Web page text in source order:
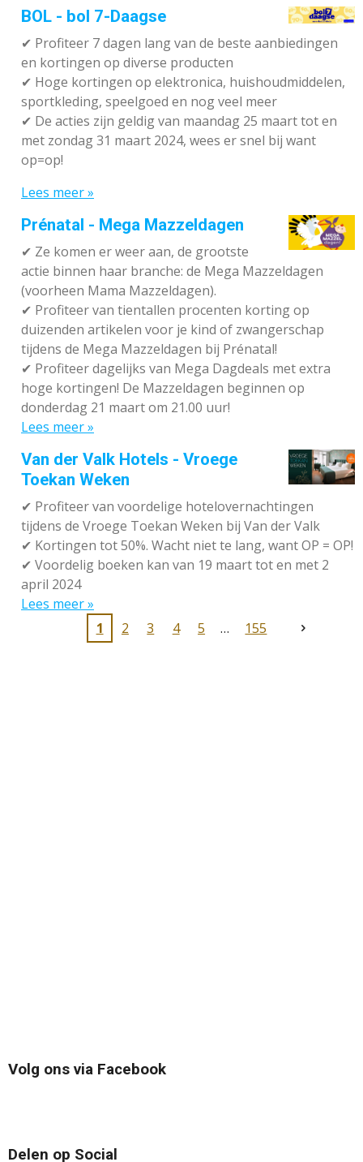
BOL - bol 7-Daagse
✔ Profiteer 7 dagen lang van de beste aanbiedingen
en kortingen op diverse producten
✔ Hoge kortingen op elektronica, huishoudmiddelen,
sportkleding, speelgoed en nog veel meer
✔ De acties zijn geldig van maandag 25 maart tot en
met zondag 31 maart 2024, wees er snel bij want
op=op!
Lees meer »
Prénatal - Mega Mazzeldagen
✔ Ze komen er weer aan, de grootste
actie binnen haar branche: de Mega Mazzeldagen
(voorheen Mama Mazzeldagen).
✔ Profiteer van tientallen procenten korting op
duizenden artikelen voor je kind of zwangerschap
tijdens de Mega Mazzeldagen bij Prénatal!
✔ Profiteer dagelijks van Mega Dagdeals met extra
hoge kortingen! De Mazzeldagen beginnen op
donderdag 21 maart om 21.00 uur!
Lees meer »
Van der Valk Hotels - Vroege
Toekan Weken
✔ Profiteer van voordelige hotelovernachtingen
tijdens de Vroege Toekan Weken bij Van der Valk
✔ Kortingen tot 50%. Wacht niet te lang, want OP = OP!
✔ Voordelig boeken kan van 19 maart tot en met 2
april 2024
Lees meer »
1
2 3 4 5 155
Volg ons via Facebook
Delen op Social